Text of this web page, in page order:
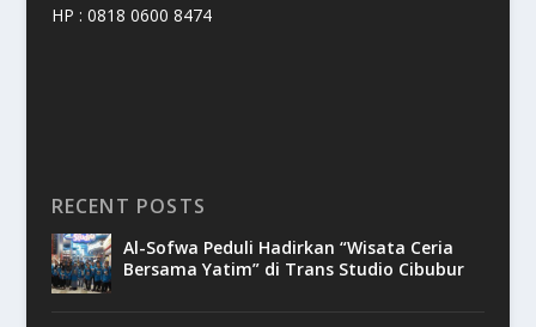
HP : 0818 0600 8474
RECENT POSTS
Al-Sofwa Peduli Hadirkan “Wisata Ceria
Bersama Yatim” di Trans Studio Cibubur